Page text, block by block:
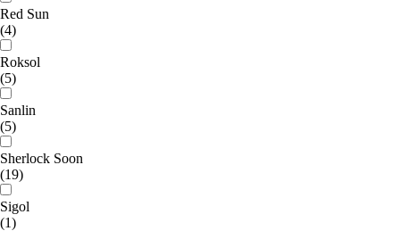
Red Sun
(4)
Roksol
(5)
Sanlin
(5)
Sherlock Soon
(19)
Sigol
(1)